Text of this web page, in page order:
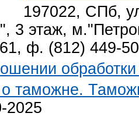
197022, СПб,
3 этаж,
ф. (812) 449-
таможне.
2025